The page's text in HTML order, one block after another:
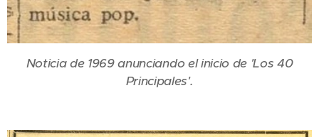
Noticia de 1969 anunciando el inicio de 'Los 40
Principales'.